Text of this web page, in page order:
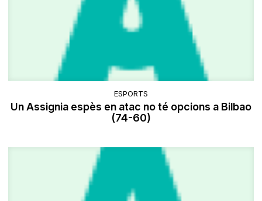
ESPORTS
Un Assignia espès en atac no té opcions a Bilbao
(74-60)